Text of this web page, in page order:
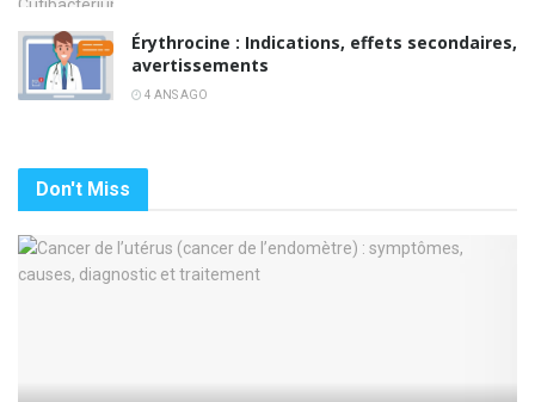
Érythrocine : Indications, effets secondaires,
avertissements
4 ANS AGO
Don't Miss